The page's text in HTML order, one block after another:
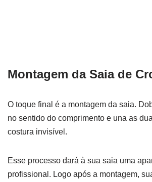
Montagem da Saia de
O toque final é a montagem da saia.
no sentido do comprimento e una as
costura invisível.
Esse processo dará à sua saia uma
profissional. Logo após a montagem,